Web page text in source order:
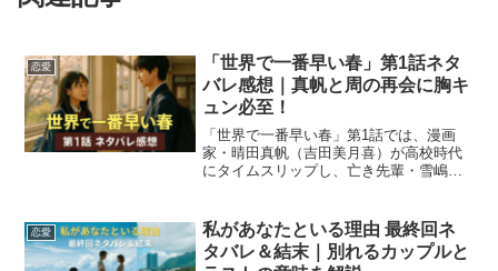
恋愛
「世界で一番早い春」第1話ネタ
バレ感想｜真帆と周の再会に胸キ
ュン必至！
「世界で一番早い春」第1話では、漫画
家・晴田真帆（吉田美月喜）が高校時代
にタイムスリップし、亡き先輩・雪嶋周
ン」が実は周の設定ノートを元に描いた
ものだと告白し、その贖罪と...
恋愛
私があなたといる理由 最終回ネ
タバレ＆結末｜別れるカップルと